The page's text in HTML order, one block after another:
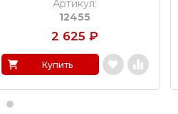
Артикул:
12455
2 625 ₽
Купить